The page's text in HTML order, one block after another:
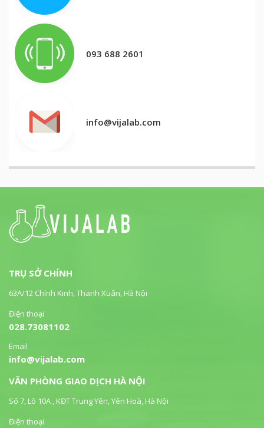
093 688 2601
info@vijalab.com
TRỤ SỞ CHÍNH
63A/12 Chính Kinh, Thanh Xuân, Hà Nội
Điện thoại
028.73081102
Email
info@vijalab.com
VĂN PHÒNG GIAO DỊCH HÀ NỘI
Số 7, Lô 10A , KĐT Trung Yên, Yên Hoà, Hà Nội
Điện thoại